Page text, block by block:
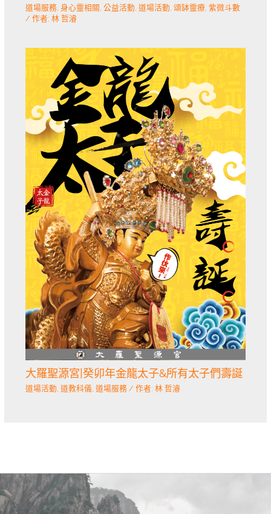
道場服務, 身心靈相關 公益活動 道場活動 頌缽靈療, 紫微斗數
/ 作者: 林 哲濬
大羅聖源宮|癸卯年金龍太子&所有太子們壽誕
道場活動 道教科儀, 道場服務/ 作者: 林 哲濬